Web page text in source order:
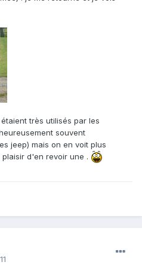
très utilisés par les
souvent
jeep) mais on en voit plus
d'en revoir une .